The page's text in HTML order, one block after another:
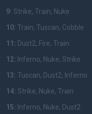
9: Strike, Train, Nuke
10: Train, Tuscan, Cobble
11: Dust2, Fire, Train
12: Inferno, Nuke, Strike
13: Tuscan, Dust2, Inferno
14: Strike, Nuke, Train
15: Inferno, Nuke, Dust2